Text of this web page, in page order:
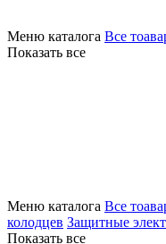
Меню каталога Все
Показать все
Меню каталога Все
колодцев Защитные
Показать все